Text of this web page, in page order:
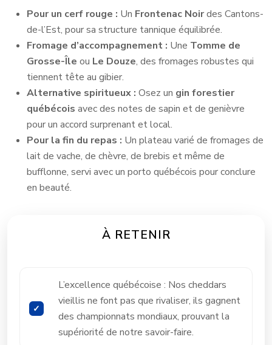
Pour un cerf rouge : Un Frontenac Noirdes Cantons-
de-l’Est, pour sa structure tannique équilibrée.
Fromage d’accompagnement : Une Tomme de
Grosse-Île ou Le Douze, des fromages robustes qui
tiennent tête au gibier.
Alternative spiritueux : Osez un gin forestier
québécois avec des notes de sapin et de genièvre
pour un accord surprenant et local.
Pour la fin du repas : Un plateau varié de fromages de
lait de vache, de chèvre, de brebis et même de
bufflonne, servi avec un porto québécois pour conclure
en beauté.
À RETENIR
L’excellence québécoise : Nos cheddars
vieillis ne font pas que rivaliser, ils gagnent
des championnats mondiaux, prouvant la
supériorité de notre savoir-faire.